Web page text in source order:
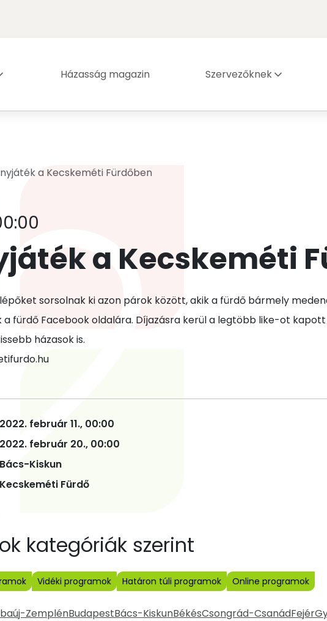
Házasság magazin Szervezőknek
a Kecskeméti Fürdőben
a Kecskeméti
sorsolnak ki azon párok között, akik a fürdő bármely
a fürdő Facebook oldalára. Díjazásra kerül a legtöbb like-ot
házasok is.
2022. február 11., 00:00
2022. február 20., 00:00
Bács-Kiskun
Kecskeméti Fürdő
kategóriák szerint
Vidéki programok Határon túli programok Online programok
ZemplénBudapestBács-KiskunBékésCsongrád-CsanádFejér